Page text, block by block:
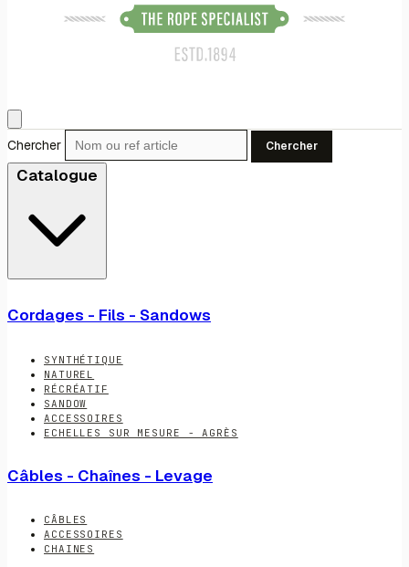
Chercher Chercher
Catalogue
Cordages - Fils - Sandows
SYNTHÉTIQUE
NATUREL
RÉCRÉATIF
SANDOW
ACCESSOIRES
ECHELLES SUR MESURE - AGRÈS
Câbles - Chaînes - Levage
CÂBLES
ACCESSOIRES
CHAINES